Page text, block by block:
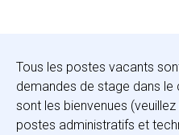
Tous les postes vacants
demandes de stage dans le
sont les bienvenues
postes administratifs et